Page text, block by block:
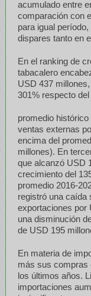
acumulado entre
comparación con
para igual
dispares tanto en
En el ranking de
tabacalero
USD 437
301% respecto del
promedio
ventas externas
encima del
millones). En
que alcanzó USD
crecimiento del
promedio 2016-
registró una caída
exportaciones por
una disminución
de USD 195
En materia de
más sus compras
los últimos años.
importaciones